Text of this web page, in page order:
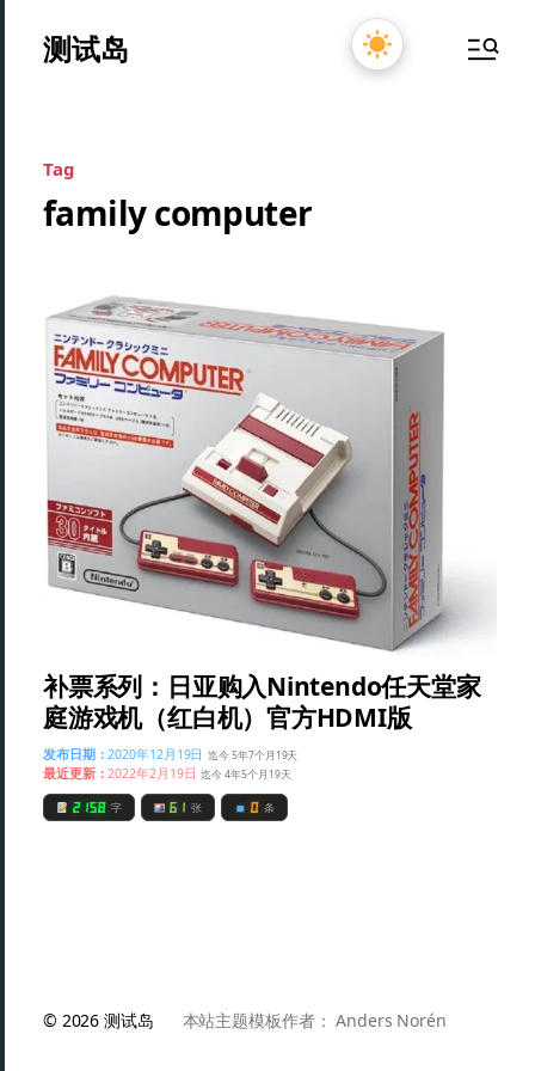
测试岛
Tag
family computer
补票系列：日亚购入Nintendo任天堂家
庭游戏机（红白机）官方HDMI版
发布日期：2020年12月19日 迄今 5年7个月19天
最近更新：2022年2月19日 迄今 4年5个月19天
2158 字 61 张 0 条
© 2026测试岛 本站主题模板作者：Anders Norén